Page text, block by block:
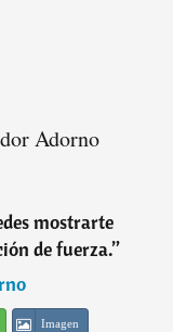
Adorno
mostrarte
de fuerza.”
Imagen